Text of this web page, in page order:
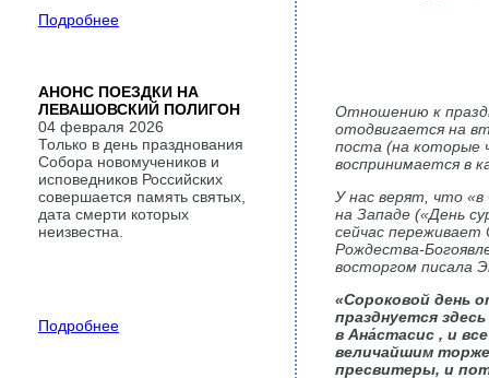
Отношению к
отодвигается на
поста (на которые
воспринимается в
У нас верят, что
на Западе («День
сейчас
Рождества-
восторгом писала
«Сороковой день
празднуется
в Ана́стасис , и
величайшим
пресвитеры, и
Подробнее
АНОНС ПОЕЗДКИ НА
ЛЕВАШОВСКИЙ ПОЛИГОН
04 февраля 2026
Только в день празднования
Собора новомучеников и
исповедников Российских
совершается память святых,
дата смерти которых
неизвестна.
Подробнее